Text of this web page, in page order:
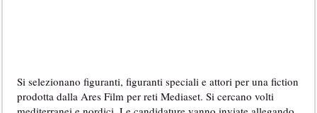
Si selezionano figuranti, figuranti speciali e attori per una fiction
prodotta dalla Ares Film per reti Mediaset. Si cercano volti